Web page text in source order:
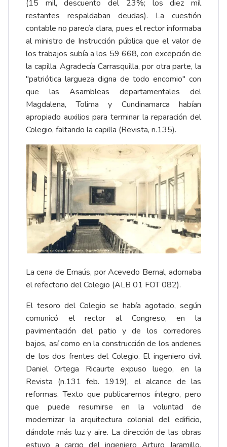
(15 mil, descuento del 23%; los diez mil
restantes respaldaban deudas). La cuestión
contable no parecía clara, pues el rector informaba
al ministro de Instrucción pública que el valor de
los trabajos subía a los 59 668, con excepción de
la capilla. Agradecía Carrasquilla, por otra parte, la
"patriótica largueza digna de todo encomio" con
que las Asambleas departamentales del
Magdalena, Tolima y Cundinamarca habían
apropiado auxilios para terminar la reparación del
Colegio, faltando la capilla (Revista, n.135).
La cena de Emaús, por Acevedo Bernal, adornaba
el refectorio del Colegio (ALB 01 FOT 082).
El tesoro del Colegio se había agotado, según
comunicó el rector al Congreso, en la
pavimentación del patio y de los corredores
bajos, así como en la construcción de los andenes
de los dos frentes del Colegio. El ingeniero civil
Daniel Ortega Ricaurte expuso luego, en la
Revista (n.131 feb. 1919), el alcance de las
reformas. Texto que publicaremos íntegro, pero
que puede resumirse en la voluntad de
modernizar la arquitectura colonial del edificio,
dándole más luz y aire. La dirección de las obras